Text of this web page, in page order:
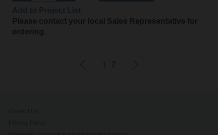
Please contact your local Sales Representative for
ordering.
1 2